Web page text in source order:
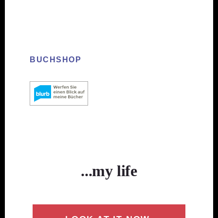
BUCHSHOP
...my life